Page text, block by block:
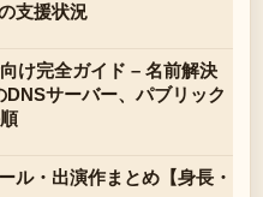
支援状況
け完全ガイド – 名前解決
サーバー、パブリック
ル・出演作まとめ【身長・